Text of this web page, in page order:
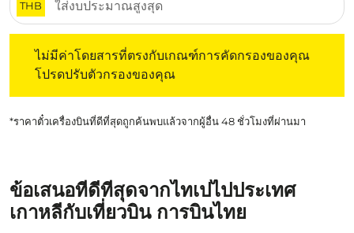
THB
ไม่มีค่าโดยสารที่ตรงกับเกณฑ์การคัดกรองของคุณ
โปรดปรับตัวกรองของคุณ
*ราคาตั๋วเครื่องบินที่ดีที่สุดถูกค้นพบแล้วจากผู้อื่น 48 ชั่วโมงที่ผ่านมา
ข้อเสนอที่ดีที่สุดจากไทเปไปประเทศ
เกาหลีกับเที่ยวบิน การบินไทย